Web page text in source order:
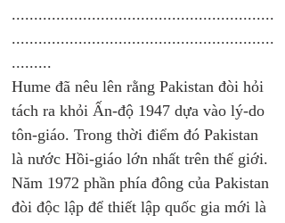
...........................................................
...........................................................
.........
Hume đã nêu lên rằng Pakistan đòi hỏi
tách ra khỏi Ấn-độ 1947 dựa vào lý-do
tôn-giáo. Trong thời điểm đó Pakistan
là nước Hồi-giáo lớn nhất trên thế giới.
Năm 1972 phần phía đông của Pakistan
đòi độc lập để thiết lập quốc gia mới là